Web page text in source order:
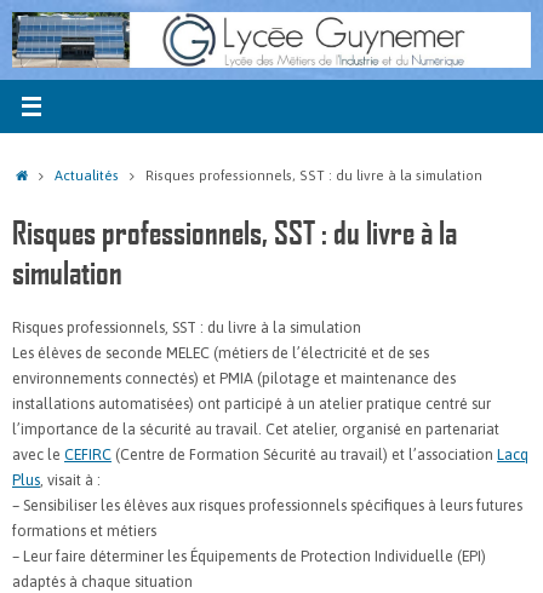
Passer
au
contenu
Accueil
Actualités Risques professionnels, SST : du livre à la simulation
Risques professionnels, SST : du livre à la
simulation
Risques professionnels, SST : du livre à la simulation
Les élèves de seconde MELEC (métiers de l’électricité et de ses
environnements connectés) et PMIA (pilotage et maintenance des
installations automatisées) ont participé à un atelier pratique centré sur
l’importance de la sécurité au travail. Cet atelier, organisé en partenariat
avec le CEFIRC (Centre de Formation Sécurité au travail) et l’association Lacq
Plus, visait à :
– Sensibiliser les élèves aux risques professionnels spécifiques à leurs futures
formations et métiers
– Leur faire déterminer les Équipements de Protection Individuelle (EPI)
adaptés à chaque situation